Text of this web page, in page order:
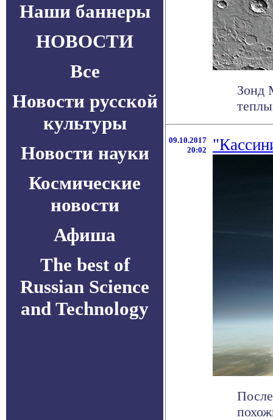
Наши баннеры
НОВОСТИ
Все
Новости русской
культуры
Новости науки
Космические
новости
Афиша
The best of
Russian Science
and Technology
Зонд
09.10.2017
20:02